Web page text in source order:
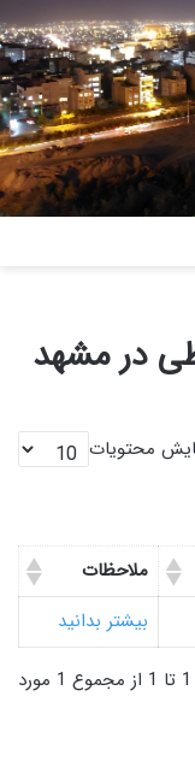
در مشهد
محتویات
ملاحظات
بیشتر بدانید